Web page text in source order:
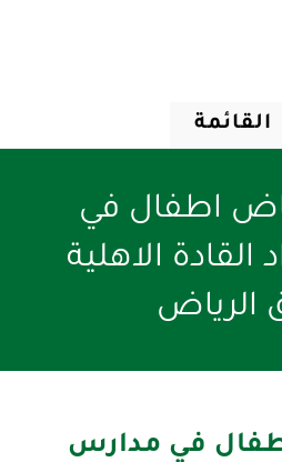
القائمة
اطفال في
الاهلية
الرياض
في مدارس